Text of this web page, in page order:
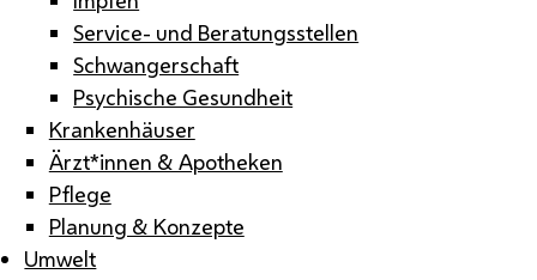
Service- und Beratungsstellen
Schwangerschaft
Psychische Gesundheit
Krankenhäuser
Ärzt*innen & Apotheken
Pflege
Planung & Konzepte
Umwelt